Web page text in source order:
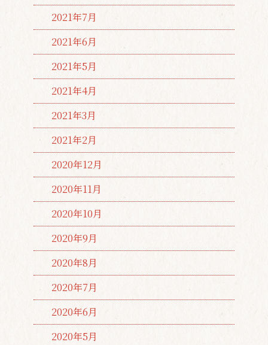
2021年7月
2021年6月
2021年5月
2021年4月
2021年3月
2021年2月
2020年12月
2020年11月
2020年10月
2020年9月
2020年8月
2020年7月
2020年6月
2020年5月